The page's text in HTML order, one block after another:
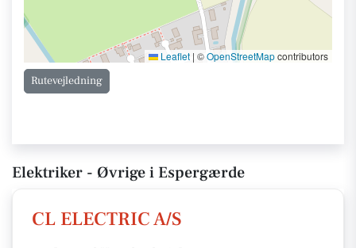
Leaflet | ©OpenStreetMapcontributors
Rutevejledning
Elektriker - Øvrige i Espergærde
CL ELECTRIC A/S